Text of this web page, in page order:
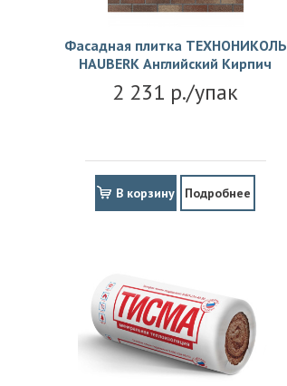
Фасадная плитка ТЕХНОНИКОЛЬ
HAUBERK Английский Кирпич
2 231 р./упак
В корзину Подробнее